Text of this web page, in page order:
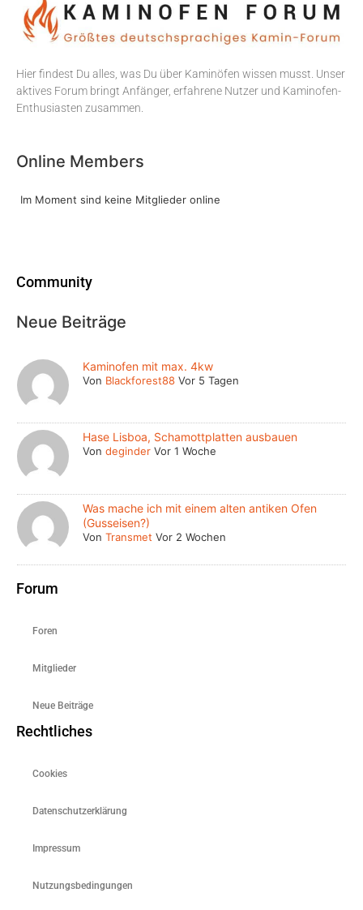
Hier findest Du alles, was Du über Kaminöfen wissen musst. Unser
aktives Forum bringt Anfänger, erfahrene Nutzer und Kaminofen-
Enthusiasten zusammen.
Online Members
Im Moment sind keine Mitglieder online
Community
Neue Beiträge
Kaminofen mit max. 4kw
Von Blackforest88 Vor 5 Tagen
Hase Lisboa, Schamottplatten ausbauen
Vondeginder Vor 1 Woche
Was mache ich mit einem alten antiken Ofen
(Gusseisen?)
VonTransmet Vor 2 Wochen
Forum
Foren
Mitglieder
Neue Beiträge
Rechtliches
Cookies
Datenschutzerklärung
Impressum
Nutzungsbedingungen